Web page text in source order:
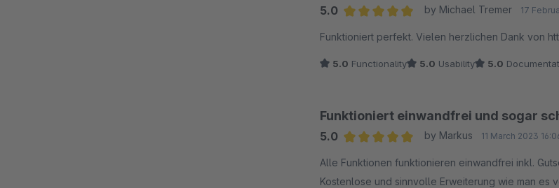
5.0
by Michael Tremer 17
Funktioniert perfekt. Vielen herzlichen Dank von
5.0 Functionality 5.0 Usability 5.0
Funktioniert einwandfrei und sogar
5.0
by Markus 11 March 2023
Alle Funktionen funktionieren einwandfrei inkl.
Kostenlose und sinnvolle Erweiterung wie man es